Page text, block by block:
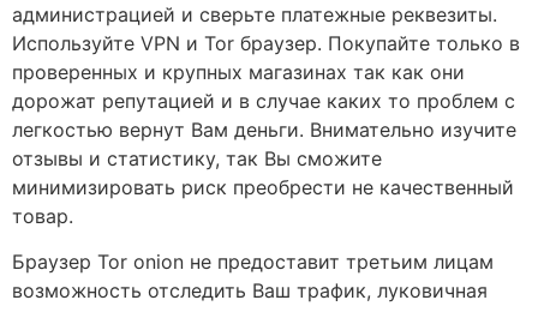
администрацией и сверьте платежные реквезиты.
Используйте VPN и Tor браузер. Покупайте только в
проверенных и крупных магазинах так как они
дорожат репутацией и в случае каких то проблем с
легкостью вернут Вам деньги. Внимательно изучите
отзывы и статистику, так Вы сможите
минимизировать риск преобрести не качественный
товар.
Браузер Tor onion не предоставит третьим лицам
возможность отследить Ваш трафик, луковичная